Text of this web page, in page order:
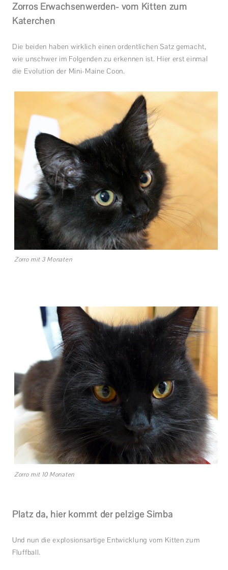
Zorros Erwachsenwerden- vom Kitten zum
Katerchen
Die beiden haben wirklich einen ordentlichen Satz gemacht,
wie unschwer im Folgenden zu erkennen ist. Hier erst einmal
die Evolution der Mini-Maine Coon.
Zorro mit 3 Monaten
Zorro mit 10 Monaten
Platz da, hier kommt der pelzige Simba
Und nun die explosionsartige Entwicklung vom Kitten zum
Fluffball.